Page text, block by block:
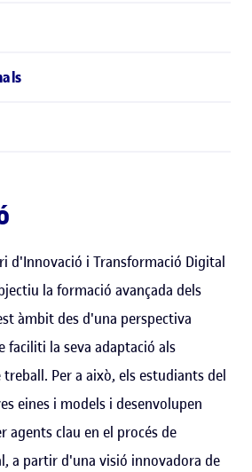
d'Innovació i Transformació Digital
la formació avançada dels
àmbit des d'una perspectiva
faciliti la seva adaptació als
Per a això, els estudiants del
eines i models i desenvolupen
agents clau en el procés de
a partir d'una visió innovadora de